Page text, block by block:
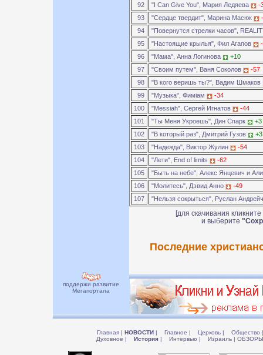
92
"I Can Give You", Мария Ледяева
-
93
"Сердце твердит", Марина Масюк
94
"Повернутся стрелки часов",
95
"Настоящие крылья", Фил Агапов
96
"Мама", Анна Логинова
+10
97
"Своим путем", Ваня Соколов
-57
98
"В кого веришь ты?", Вадим Шмаков
99
"Музыка", Фимiам
-34
100
"Messiah", Сергей Игнатов
-44
101
"Ты Меня Укроешь", Дин Спарк
+3
102
"В который раз", Дмитрий Гузов
+3
103
"Надежда", Виктор Жулин
-54
104
"Лети", End of limits
-62
105
"Быть на небе", Алекс Янцевич и
106
"Молитесь", Дэвид Анно
-49
107
"Нельзя сокрыться", Руслан
[для скачивания
и выберите
Последние
поддержи развитие
Мегапортала
Главная | НОВОСТИ | Главное | Церковь | Общество |
Духовное | История | Интервью | Израиль |